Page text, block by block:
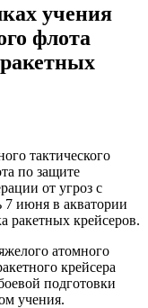
учения
флота
тактического
по защите
от угроз с
7 июня в акватории
ракетных крейсеров.
атомного
крейсера
подготовки
учения.